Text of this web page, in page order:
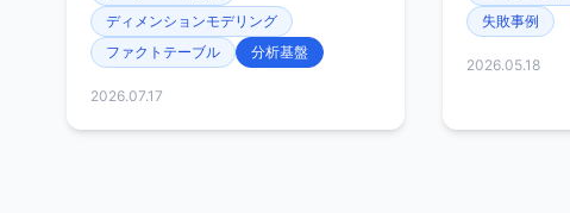
ディメンションモデリング
ファクトテーブル
分析基盤
2026.07.17
失敗事例
2026.05.18